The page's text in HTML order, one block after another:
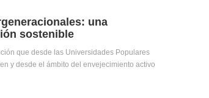
una
sostenible
que desde las Universidades Populares
y desde el ámbito del envejecimiento activo